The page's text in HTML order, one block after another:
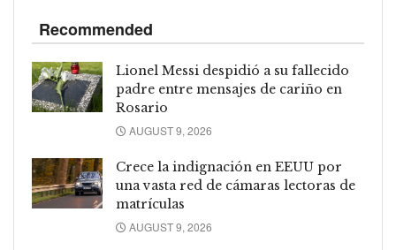
Recommended
Lionel Messi despidió a su fallecido
padre entre mensajes de cariño en
Rosario
AUGUST 9, 2026
Crece la indignación en EEUU por
una vasta red de cámaras lectoras de
matrículas
AUGUST 9, 2026